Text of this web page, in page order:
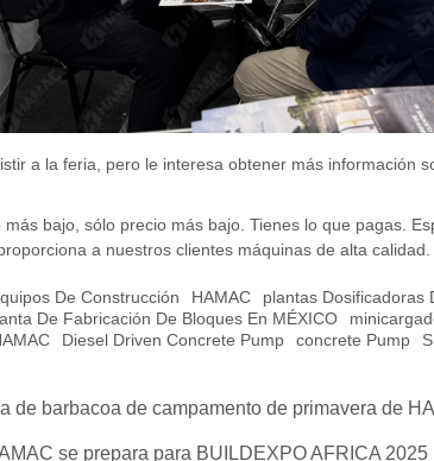
a la feria, pero le interesa obtener más información
más bajo, sólo precio más bajo. Tienes lo que pagas.
a nuestros clientes máquinas de alta
De Construcción HAMAC Plantas Dosificadoras
De Fabricación De Bloques En MÉXICO
Diesel Driven Concrete Pump Concrete Pump
de barbacoa de campamento de primavera de
se prepara para BUILDEXPO AFRICA 2025